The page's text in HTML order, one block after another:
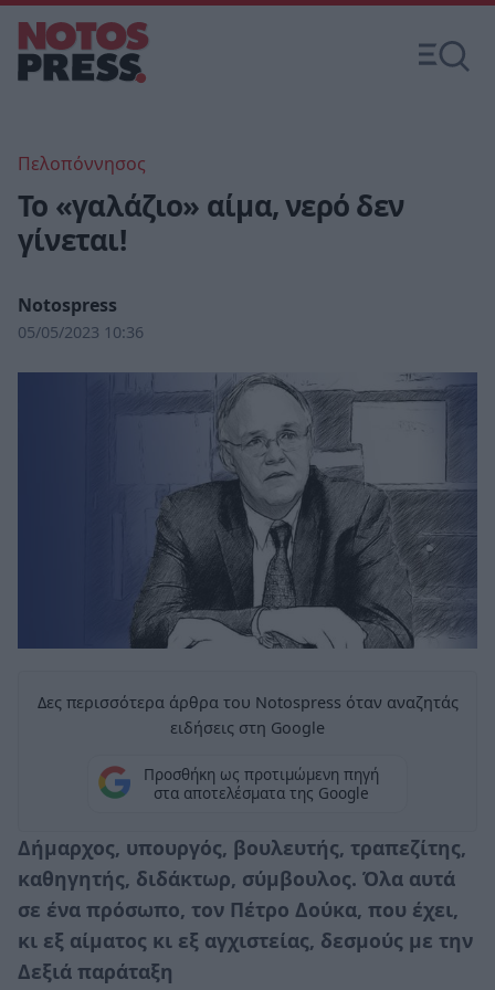
Πελοπόννησος
Το «γαλάζιο» αίμα, νερό δεν
γίνεται!
Notospress
05/05/2023 10:36
Δες περισσότερα άρθρα του Notospress όταν αναζητάς
ειδήσεις στη Google
Προσθήκη ως προτιμώμενη πηγή
στα αποτελέσματα της Google
Δήμαρχος, υπουργός, βουλευτής, τραπεζίτης,
καθηγητής, διδάκτωρ, σύμβουλος. Όλα αυτά
σε ένα πρόσωπο, τον Πέτρο Δούκα, που έχει,
κι εξ αίματος κι εξ αγχιστείας, δεσμούς με την
Δεξιά παράταξη